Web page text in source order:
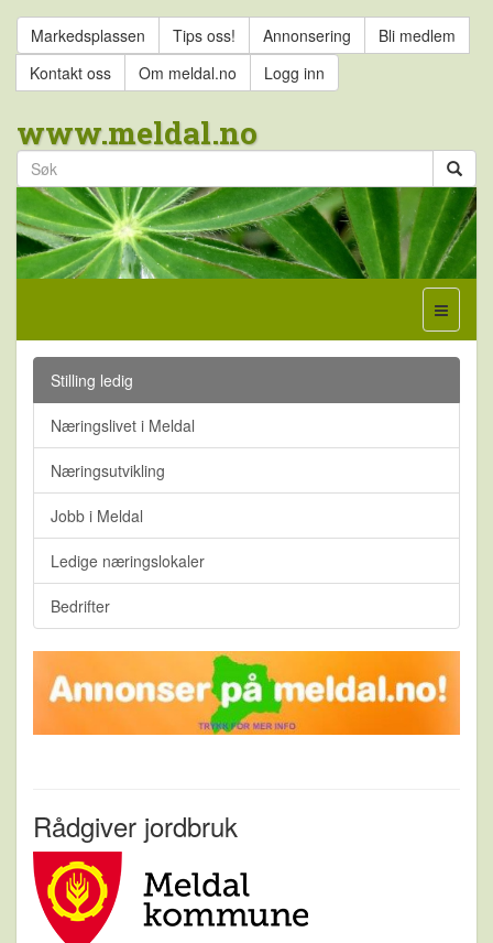
Markedsplassen Tips oss! Annonsering
Bli medlem
Kontakt oss
Om meldal.no Logg inn
www.meldal.no
Stilling ledig
Næringslivet i Meldal
Næringsutvikling
Jobb i Meldal
Ledige næringslokaler
Bedrifter
Rådgiver jordbruk